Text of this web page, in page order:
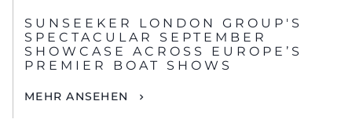
SUNSEEKER LONDON GROUP'S
SPECTACULAR SEPTEMBER
SHOWCASE ACROSS EUROPE’S
PREMIER BOAT SHOWS
MEHR ANSEHEN